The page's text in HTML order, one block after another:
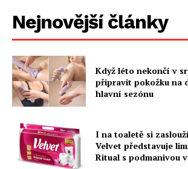
Nejnovější články
Když léto nekončí v
připravit pokožku na
hlavní sezónu
I na toaletě si
Velvet představuje
Ritual s podmanivou